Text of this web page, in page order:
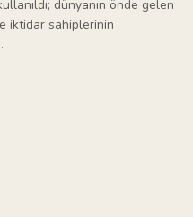
dünyanın önde gelen
iktidar sahiplerinin